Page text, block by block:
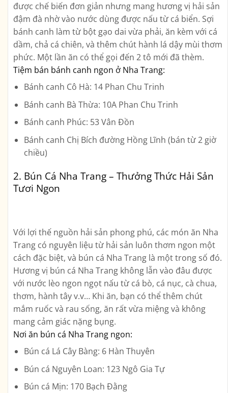
được chế biến đơn giản nhưng mang hương vị hải sản
đậm đà nhờ vào nước dùng được nấu từ cá biển. Sợi
bánh canh làm từ bột gạo dai vừa phải, ăn kèm với cá
dầm, chả cá chiên, và thêm chút hành lá dậy mùi thơm
phức. Một lần ăn có thể gọi đến 2 tô mới đã thèm.
Tiệm bán bánh canh ngon ở Nha Trang:
Bánh canh Cô Hà: 14 Phan Chu Trinh
Bánh canh Bà Thừa: 10A Phan Chu Trinh
Bánh canh Phúc: 53 Vân Đồn
Bánh canh Chị Bích đường Hồng Lĩnh (bán từ 2 giờ
chiều)
2. Bún Cá Nha Trang – Thưởng Thức Hải Sản
Tươi Ngon
Với lợi thế nguồn hải sản phong phú, các món ăn Nha
Trang có nguyên liệu từ hải sản luôn thơm ngon một
cách đặc biệt, và bún cá Nha Trang là một trong số đó.
Hương vị bún cá Nha Trang không lẫn vào đâu được
với nước lèo ngon ngọt nấu từ cá bò, cá nục, cà chua,
thơm, hành tây v.v… Khi ăn, bạn có thể thêm chút
mắm ruốc và rau sống, ăn rất vừa miệng và không
mang cảm giác nặng bụng.
Nơi ăn bún cá Nha Trang ngon:
Bún cá Lá Cây Bàng: 6 Hàn Thuyên
Bún cá Nguyên Loan: 123 Ngô Gia Tự
Bún cá Mịn: 170 Bạch Đằng